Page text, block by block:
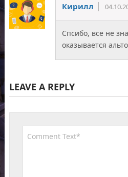
Кирилл
Спсибо, все не
оказывается
LEAVE A REPLY